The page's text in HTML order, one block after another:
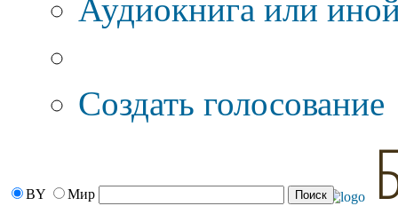
Аудиокнига или
Создать голосование
BY Мир